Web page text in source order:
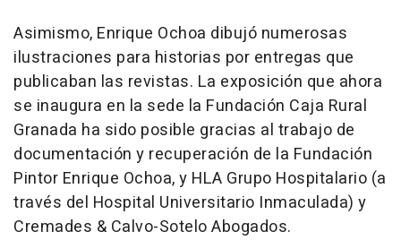
Asimismo, Enrique Ochoa dibujó numerosas
ilustraciones para historias por entregas que
publicaban las revistas. La exposición que ahora
se inaugura en la sede la Fundación Caja Rural
Granada ha sido posible gracias al trabajo de
documentación y recuperación de la Fundación
Pintor Enrique Ochoa, y HLA Grupo Hospitalario (a
través del Hospital Universitario Inmaculada) y
Cremades & Calvo-Sotelo Abogados.